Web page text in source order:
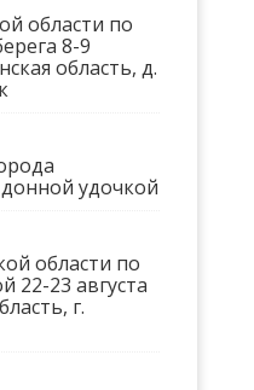
области по
8-9
область, д.
удочкой
области по
22-23 августа
г.